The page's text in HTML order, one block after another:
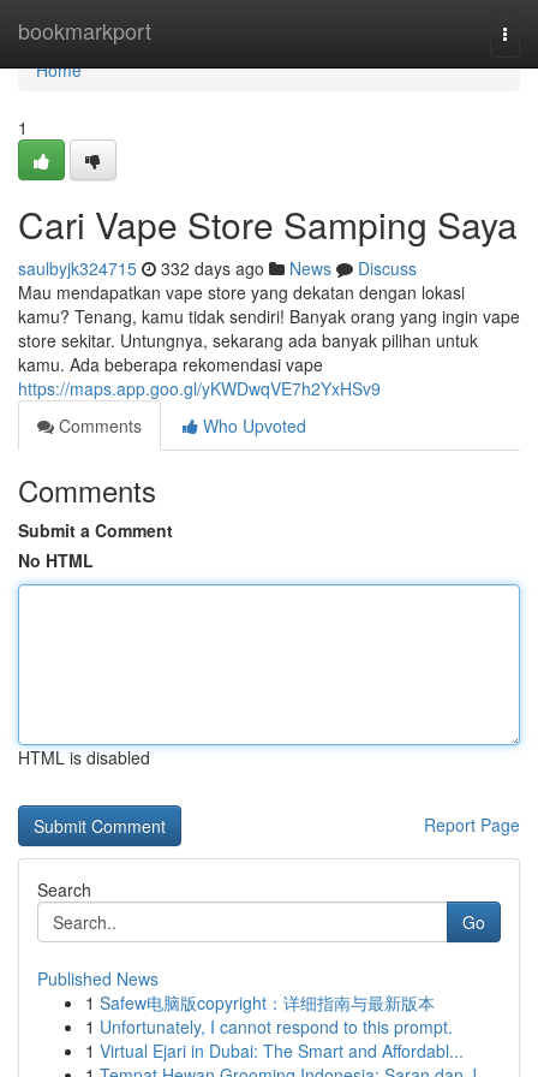
bookmarkport
Home
Home
1
Cari Vape Store Samping Saya
saulbyjk324715 332 days ago News
Discuss
Mau mendapatkan vape store yang dekatan dengan lokasi
kamu? Tenang, kamu tidak sendiri! Banyak orang yang ingin vape
store sekitar. Untungnya, sekarang ada banyak pilihan untuk
kamu. Ada beberapa rekomendasi vape
https://maps.app.goo.gl/yKWDwqVE7h2YxHSv9
Comments
Who Upvoted
Comments
Submit a Comment
No HTML
HTML is disabled
Report Page
Search
Go
Published News
1 Safew电脑版copyright：详细指南与最新版本
1 Unfortunately, I cannot respond to this prompt.
1 Virtual Ejari in Dubai: The Smart and Affordabl...